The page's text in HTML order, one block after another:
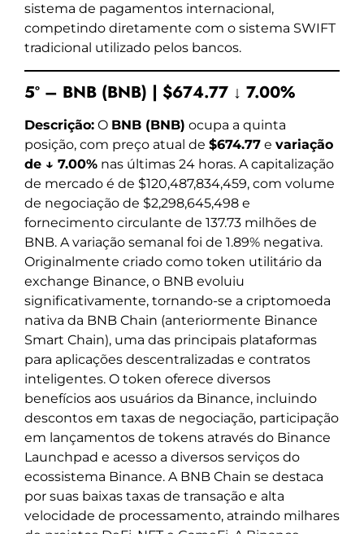
sistema de pagamentos internacional,
competindo diretamente com o sistema SWIFT
tradicional utilizado pelos bancos.
5º – BNB (BNB) | $674.77 ↓ 7.00%
Descrição: O BNB (BNB) ocupa a quinta
posição, com preço atual de $674.77 e variação
de ↓ 7.00% nas últimas 24 horas. A capitalização
de mercado é de $120,487,834,459, com volume
de negociação de $2,298,645,498 e
fornecimento circulante de 137.73 milhões de
BNB. A variação semanal foi de 1.89% negativa.
Originalmente criado como token utilitário da
exchange Binance, o BNB evoluiu
significativamente, tornando-se a criptomoeda
nativa da BNB Chain (anteriormente Binance
Smart Chain), uma das principais plataformas
para aplicações descentralizadas e contratos
inteligentes. O token oferece diversos
benefícios aos usuários da Binance, incluindo
descontos em taxas de negociação, participação
em lançamentos de tokens através do Binance
Launchpad e acesso a diversos serviços do
ecossistema Binance. A BNB Chain se destaca
por suas baixas taxas de transação e alta
velocidade de processamento, atraindo milhares